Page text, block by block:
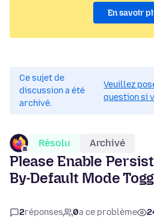
En savoir
Ce sujet de
discussion a été
archivé.
Veuillez
question si
Résolu Archivé
Please Enable
By-Default Mode
2réponses 0a ce problème